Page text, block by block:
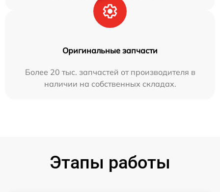
Оригинальные запчасти
Более 20 тыс. запчастей от производителя в
наличии на собственных складах.
Этапы работы